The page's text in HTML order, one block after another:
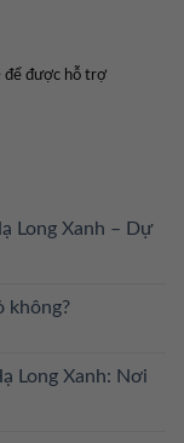
để được hỗ trợ
Long Xanh – Dự
không?
Long Xanh: Nơi